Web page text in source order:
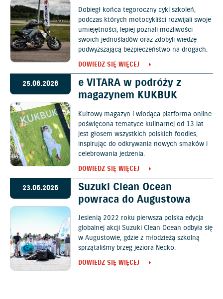
Dobiegł końca tegoroczny cykl szkoleń,
podczas których motocykliści rozwijali swoje
umiejętności, lepiej poznali możliwości
swoich jednośladów oraz zdobyli wiedzę
podwyższającą bezpieczeństwo na drogach.
DOWIEDZ SIĘ WIĘCEJ
25.06.2026
e VITARA w podróży z
magazynem KUKBUK
Kultowy magazyn i wiodąca platforma online
poświęcona tematyce kulinarnej od 13 lat
jest głosem wszystkich polskich foodies,
inspirując do odkrywania nowych smaków i
celebrowania jedzenia.
DOWIEDZ SIĘ WIĘCEJ
23.06.2026
Suzuki Clean Ocean
powraca do Augustowa
Jesienią 2022 roku pierwsza polska edycja
globalnej akcji Suzuki Clean Ocean odbyła się
w Augustowie, gdzie z młodzieżą szkolną
sprzątaliśmy brzeg jeziora Necko.
DOWIEDZ SIĘ WIĘCEJ